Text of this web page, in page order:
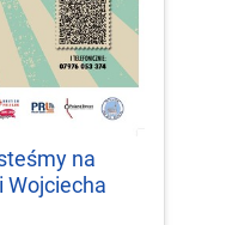
na
Wojciecha